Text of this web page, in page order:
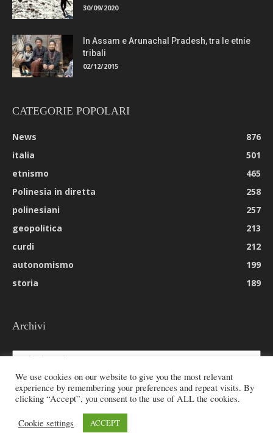
30/09/2020
In Assam e Arunachal Pradesh, tra le etnie
tribali
02/12/2015
CATEGORIE POPOLARI
News
876
italia
501
etnismo
465
Polinesia in diretta
258
polinesiani
257
geopolitica
213
curdi
212
autonomismo
199
storia
189
Archivi
Archivi
© 2026 All rights reserved - Etnie -
We use cookies on our website to give you the most relevant
experience by remembering your preferences and repeat visits. By
clicking “Accept”, you consent to the use of ALL the cookies.
Cookie settings ACCEPT